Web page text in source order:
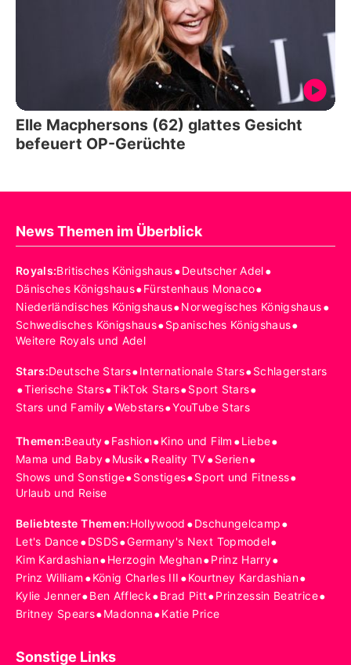
Elle Macphersons (62) glattes Gesicht
befeuert OP-Gerüchte
News Themen im Überblick
Royals:Britisches Königshaus•Deutscher Adel•
Dänisches Königshaus•Fürstenhaus Monaco•
Niederländisches Königshaus•Norwegisches Königshaus•
Schwedisches Königshaus•Spanisches Königshaus•
Weitere Royals und Adel
Stars:Deutsche Stars•Internationale Stars•Schlagerstars
•Tierische Stars•TikTok Stars•Sport Stars•
Stars und Family•Webstars•YouTube Stars
Themen:Beauty•Fashion•Kino und Film •Liebe•
Mama und Baby•Musik•Reality TV•Serien•
Shows und Sonstige•Sonstiges•Sport und Fitness•
Urlaub und Reise
Beliebteste Themen:Hollywood •Dschungelcamp•
Let's Dance•DSDS•Germany's Next Topmodel•
Kim Kardashian•Herzogin Meghan•Prinz Harry•
Prinz William •König Charles III •Kourtney Kardashian•
Kylie Jenner•Ben Affleck•Brad Pitt•Prinzessin Beatrice•
Britney Spears•Madonna•Katie Price
Sonstige Links